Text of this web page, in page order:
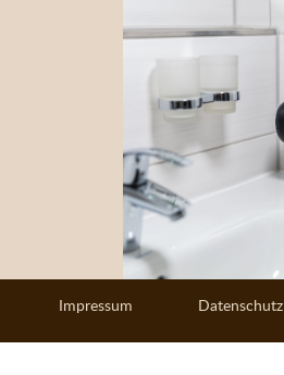
Impressum Datenschutz